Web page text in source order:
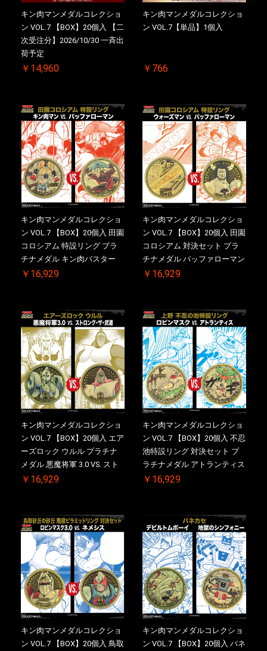
キン肉マンメダルコレクショ
ン VOL.7 【BOX】20個入 【二
次受注分】2026/10/30 一斉出
荷予定
￥14,960
キン肉マンメダルコレクショ
ン VOL.7【単品】1個入
￥766
キン肉マンメダルコレクショ
ン VOL.7 【BOX】20個入 田園
コロシアム 特設リング プラ
チナメダル キン肉バスター
VS. キン肉バスターやぶり ケ
【二次受注分】2026/10/30 一
斉出荷予定
￥16,929
キン肉マンメダルコレクショ
ン VOL.7 【BOX】20個入 田園
コロシアム 対決セット プラ
チナメダル バッファローマン
2.0 顎髭 Ver. VS. 光の矢 ケー
【二次受注分】2026/10/30 一
斉出荷予定
￥16,929
キン肉マンメダルコレクショ
ン VOL.7 【BOX】20個入 エア
ーズロック ウルル プラチナ
メダル 悪魔将軍 3.0 VS. スト
ロング・ザ・武道【初回購入
2026/10/30 一斉出荷予定
￥16,929
キン肉マンメダルコレクショ
ン VOL.7 【BOX】20個入 不忍
池特設リング 対決セット プ
ラチナメダル アトランティス
ドライバー VS.ネックカット
メダル(非売品)付
￥16,929
キン肉マンメダルコレクショ
ン VOL.7 【BOX】20個入 鳥取
キン肉マンメダルコレクショ
ン VOL.7 【BOX】20個入 バネ